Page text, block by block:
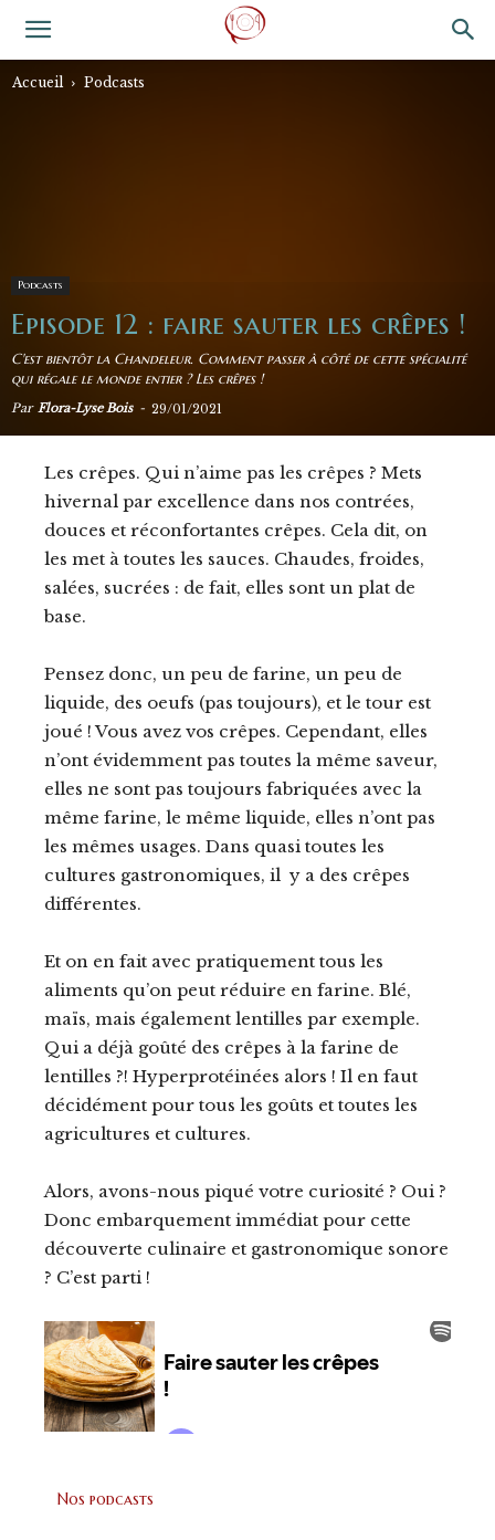
Accueil Podcasts
Podcasts
Episode 12 : faire sauter les crêpes !
C'est bientôt la Chandeleur. Comment passer à côté de cette spécialité
qui régale le monde entier ? Les crêpes !
Par Flora-Lyse Bois - 29/01/2021
Les crêpes. Qui n’aime pas les crêpes ? Mets
hivernal par excellence dans nos contrées,
douces et réconfortantes crêpes. Cela dit, on
les met à toutes les sauces. Chaudes, froides,
salées, sucrées : de fait, elles sont un plat de
base.
Pensez donc, un peu de farine, un peu de
liquide, des oeufs (pas toujours), et le tour est
joué ! Vous avez vos crêpes. Cependant, elles
n’ont évidemment pas toutes la même saveur,
elles ne sont pas toujours fabriquées avec la
même farine, le même liquide, elles n’ont pas
les mêmes usages. Dans quasi toutes les
cultures gastronomiques, il y a des crêpes
différentes.
Et on en fait avec pratiquement tous les
aliments qu’on peut réduire en farine. Blé,
maïs, mais également lentilles par exemple.
Qui a déjà goûté des crêpes à la farine de
lentilles ?! Hyperprotéinées alors ! Il en faut
décidément pour tous les goûts et toutes les
agricultures et cultures.
Alors, avons-nous piqué votre curiosité ? Oui ?
Donc embarquement immédiat pour cette
découverte culinaire et gastronomique sonore
? C’est parti !
Nos podcasts